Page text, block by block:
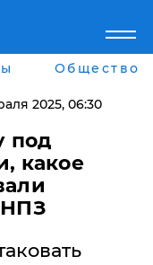
Общество
2025, 06:30
под
какое
НПЗ